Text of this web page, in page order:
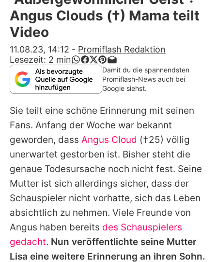
Alle Themen auf Promiflash
App runterladen
Team
Redaktionelle Richtlinien
Impressum
Datenschutzerklärung
Nutzungsbedingungen
Utiq verwalten
Angus Clouds (†) Mama teilt
Video
11.08.23, 14:12 - Promiflash Redaktion
Lesezeit: 2 min
Damit du die spannendsten
Promiflash-News auch bei
Google siehst.
Sie teilt eine schöne Erinnerung mit seinen
Fans. Anfang der Woche war bekannt
geworden, dass Angus Cloud (†25) völlig
unerwartet gestorben ist. Bisher steht die
genaue Todesursache noch nicht fest. Seine
Mutter ist sich allerdings sicher, dass der
Schauspieler nicht vorhatte, sich das Leben
absichtlich zu nehmen. Viele Freunde von
Angus haben bereits des Schauspielers
gedacht. Nun veröffentlichte seine Mutter
Lisa eine weitere Erinnerung an ihren Sohn.